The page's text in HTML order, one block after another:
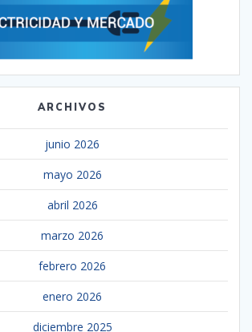
ARCHIVOS
junio 2026
mayo 2026
abril 2026
marzo 2026
febrero 2026
enero 2026
diciembre 2025